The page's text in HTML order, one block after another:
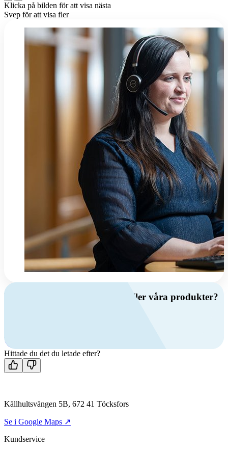
Klicka på bilden för att visa nästa
Svep för att visa fler
Har du frågor om ventilation eller våra produkter?
Kontakta oss
Hittade du det du letade efter?
Källhultsvängen 5B, 672 41 Töcksfors
Se i Google Maps ↗
Kundservice